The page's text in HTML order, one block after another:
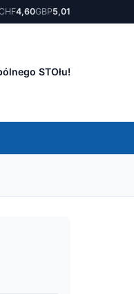
4,60GBP5,01
STOłu!